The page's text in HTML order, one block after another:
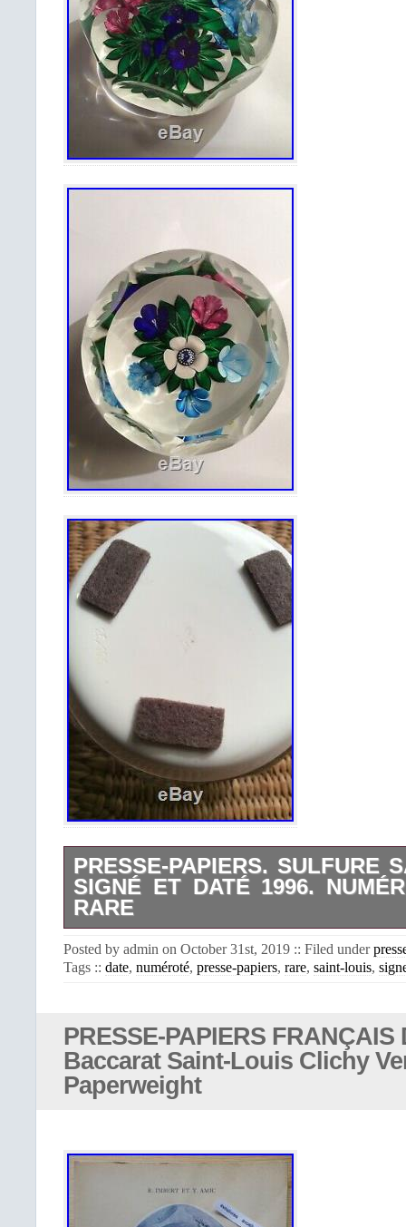
PRESSE-PAPIERS. SULFURE
SIGNÉ ET DATÉ 1996.
RARE
gentiane multicolores se dresse
feuilles vertes. Le tout sur un
impeccable, sans défauts. L’item
Sulfure Saint-Louis. Signé et daté
25/175. Rare” est en vente depuis
octobre 2019. Il est dans la
verres\Verre, cristal\Grands noms
pays suivant: France.
Posted by admin on October 31st, 2019 :: Filed under
Tags :: date, numéroté, presse-papiers, rare, saint-louis,
PRESSE-PAPIERS FRANÇAIS
Baccarat Saint-Louis Clichy
Paperweight